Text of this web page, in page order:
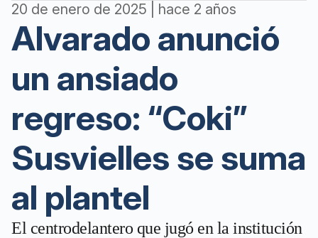
20 de enero de 2025 | hace 2 años
Alvarado anunció
un ansiado
regreso: “Coki”
Susvielles se suma
al plantel
El centrodelantero que jugó en la institución